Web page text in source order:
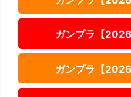
ガンプラ【
ガンプラ【